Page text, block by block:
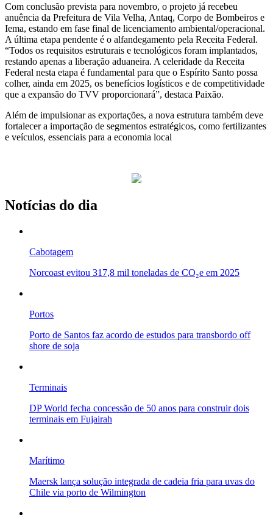
Com conclusão prevista para novembro, o projeto já recebeu
anuência da Prefeitura de Vila Velha, Antaq, Corpo de Bombeiros e
Iema, estando em fase final de licenciamento ambiental/operacional.
A última etapa pendente é o alfandegamento pela Receita Federal.
“Todos os requisitos estruturais e tecnológicos foram implantados,
restando apenas a liberação aduaneira. A celeridade da Receita
Federal nesta etapa é fundamental para que o Espírito Santo possa
colher, ainda em 2025, os benefícios logísticos e de competitividade
que a expansão do TVV proporcionará”, destaca Paixão.
Além de impulsionar as exportações, a nova estrutura também deve
fortalecer a importação de segmentos estratégicos, como fertilizantes
e veículos, essenciais para a economia local
Notícias do dia
Cabotagem
Norcoast evitou 317,8 mil toneladas de CO₂e em 2025
Portos
Porto de Santos faz acordo de estudos para transbordo off
shore de soja
Terminais
DP World fecha concessão de 50 anos para construir dois
terminais em Fujairah
Marítimo
Maersk lança solução integrada de cadeia fria para uvas do
Chile via porto de Wilmington